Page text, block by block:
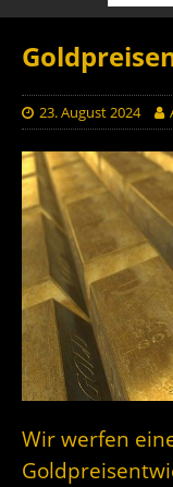
23. August 2024
Wir werfen